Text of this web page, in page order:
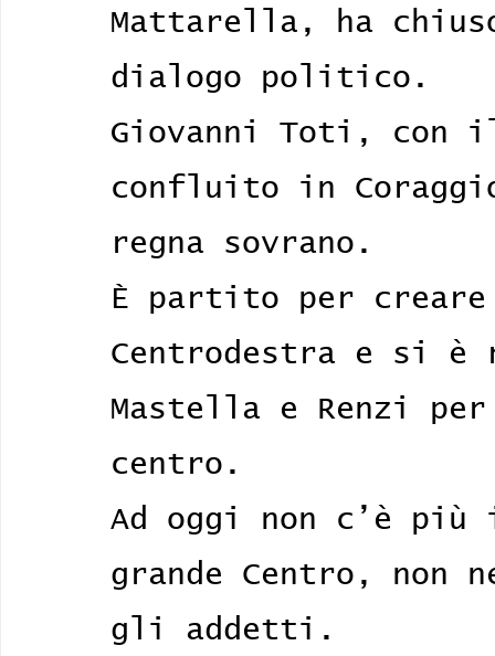
Mattarella, ha
dialogo politico.
Giovanni Toti, con il
confluito in
regna sovrano.
È partito per
Centrodestra e si
Mastella e Renzi
centro.
Ad oggi non c’è
grande Centro, non
gli addetti.